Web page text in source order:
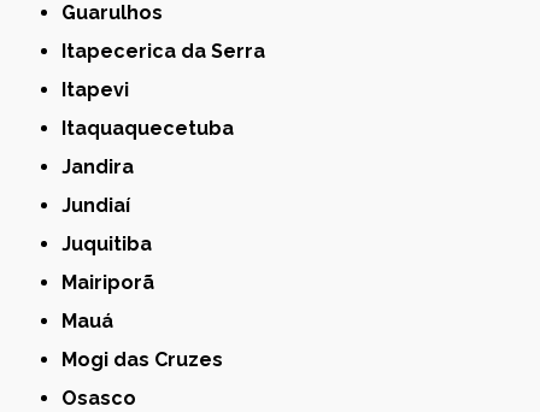
Guarulhos
Itapecerica da Serra
Itapevi
Itaquaquecetuba
Jandira
Jundiaí
Juquitiba
Mairiporã
Mauá
Mogi das Cruzes
Osasco